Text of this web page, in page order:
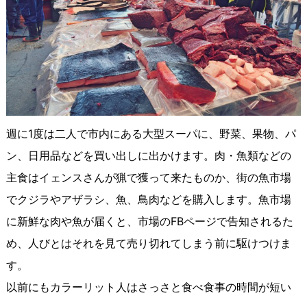
週に1度は二人で市内にある大型スーパに、野菜、果物、パ
ン、日用品などを買い出しに出かけます。肉・魚類などの
主食はイェンスさんが猟で獲って来たものか、街の魚市場
でクジラやアザラシ、魚、鳥肉などを購入します。魚市場
に新鮮な肉や魚が届くと、市場のFBページで告知されるた
め、人びとはそれを見て売り切れてしまう前に駆けつけま
す。
以前にもカラーリット人はさっさと食べ食事の時間が短い